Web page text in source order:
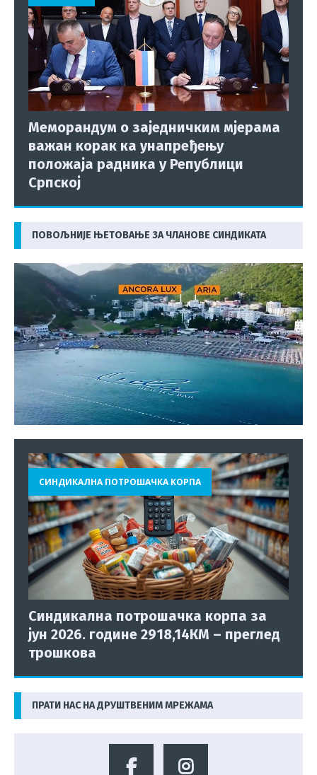
Меморандум о заједничким мјерама
важан корак ка унапређењу
положаја радника у Републици
Српској
ПОВОЉНИЈЕ ЊЕТОВАЊЕ ЗА ЧЛАНОВЕ СИНДИКАТА
СИНДИКАЛНА ПОТРОШАЧКА КОРПА
Синдикална потрошачка корпа за
јун 2026. године 2918,14КМ – преглед
трошкова
ПРАТИ НАС НА ДРУШТВЕНИМ МРЕЖАМА